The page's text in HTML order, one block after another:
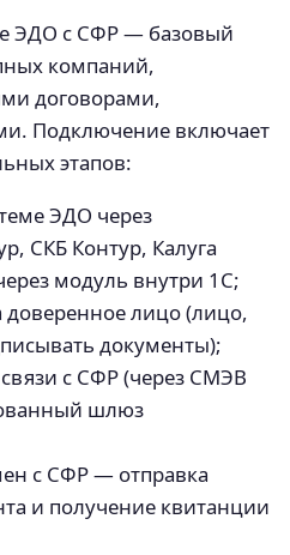
ЭДО с СФР — базовый
компаний,
договорами,
Подключение включает
этапов:
ЭДО через
СКБ Контур, Калуга
модуль внутри 1С;
лицо (лицо,
документы);
с СФР (через СМЭВ
шлюз
с СФР — отправка
и получение квитанции